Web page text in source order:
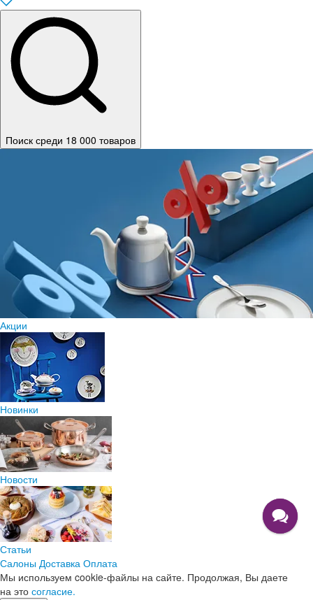
Поиск среди 18 000 товаров
Акции
Новинки
Новости
Статьи
Салоны Доставка Оплата
Мы используем cookie-файлы на сайте. Продолжая, Вы даете
на это согласие.